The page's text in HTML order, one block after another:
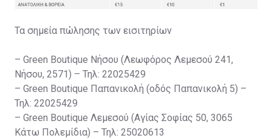
Τα σημεία πώλησης των εισιτηρίων
– Green Boutique Νήσου (Λεωφόρος Λεμεσού 241,
Νήσου, 2571) – Τηλ: 22025429
– Green Boutique Παπανικολή (οδός Παπανικολή 5) –
Τηλ: 22025429
– Green Boutique Λεμεσού (Αγίας Σοφίας 50, 3065
Κάτω Πολεμίδια) – Τηλ: 25020613